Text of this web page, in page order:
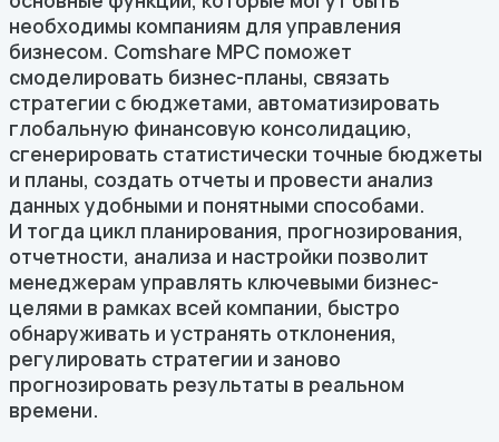
необходимы компаниям для управления
бизнесом. Comshare MPC поможет
смоделировать бизнес-планы, связать
стратегии с бюджетами, автоматизировать
глобальную финансовую консолидацию,
сгенерировать статистически точные бюджеты
и планы, создать отчеты и провести анализ
данных удобными и понятными способами.
И тогда цикл планирования, прогнозирования,
отчетности, анализа и настройки позволит
менеджерам управлять ключевыми бизнес-
целями в рамках всей компании, быстро
обнаруживать и устранять отклонения,
регулировать стратегии и заново
прогнозировать результаты в реальном
времени.